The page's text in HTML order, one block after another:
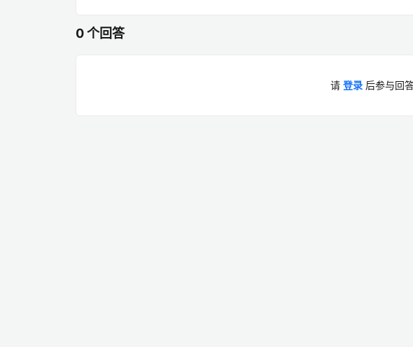
0 个回答
请 登录 后参与回